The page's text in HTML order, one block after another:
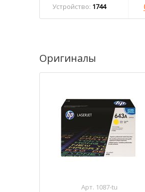
Устройство: 1744
Оригиналы
Арт. 1087-tu